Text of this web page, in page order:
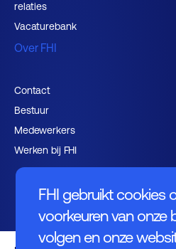
FHI gebruikt cookies
voorkeuren van onze
volgen en onze
relaties
Vacaturebank
Over FHI
Contact
Bestuur
Medewerkers
Werken bij FHI